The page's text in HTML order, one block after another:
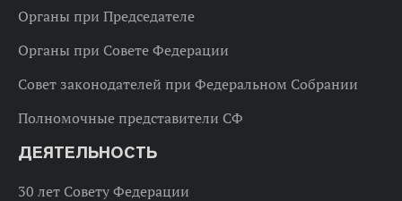
Органы при Председателе
Органы при Совете Федерации
Совет законодателей при Федеральном Собрании
Полномочные представители СФ
ДЕЯТЕЛЬНОСТЬ
30 лет Совету Федерации